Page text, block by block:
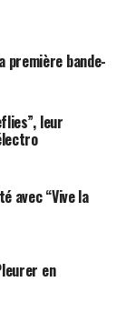
première bande-
leur
avec “Vive la
en